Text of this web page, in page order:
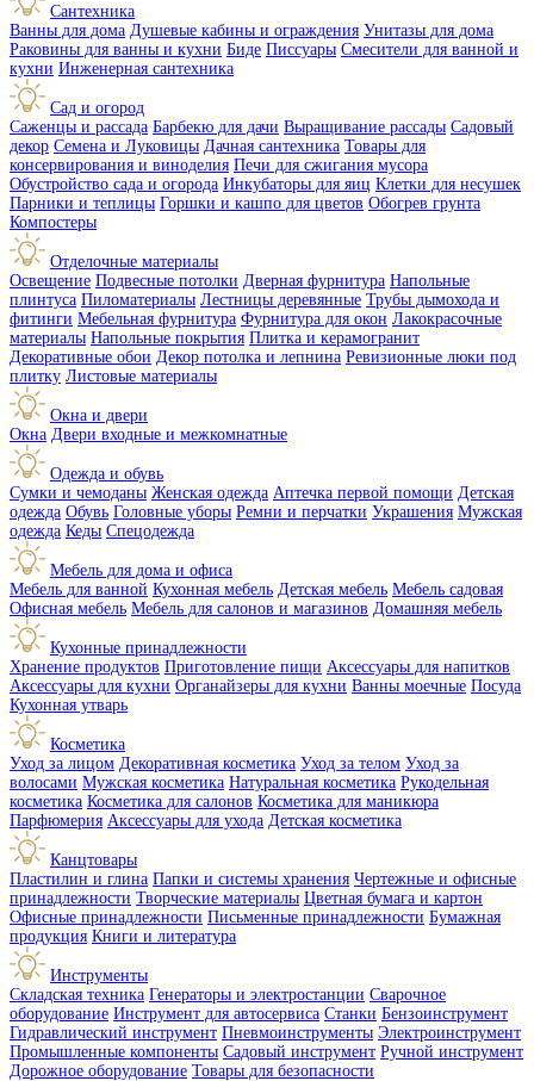
Сантехника
Ванны для дома Душевые кабины и ограждения Унитазы для дома
Раковины для ванны и кухни Биде Писсуары Смесители для ванной и
кухни Инженерная сантехника
Сад и огород
Саженцы и рассада Барбекю для дачи Выращивание рассады Садовый
декор Семена и Луковицы Дачная сантехника Товары для
консервирования и виноделия Печи для сжигания мусора
Обустройство сада и огорода Инкубаторы для яиц Клетки для несушек
Парники и теплицы Горшки и кашпо для цветов Обогрев грунта
Компостеры
Отделочные материалы
Освещение Подвесные потолки Дверная фурнитура Напольные
плинтуса Пиломатериалы Лестницы деревянные Трубы дымохода и
фитинги Мебельная фурнитура Фурнитура для окон Лакокрасочные
материалы Напольные покрытия Плитка и керамогранит
Декоративные обои Декор потолка и лепнина Ревизионные люки под
плитку Листовые материалы
Окна и двери
Окна Двери входные и межкомнатные
Одежда и обувь
Сумки и чемоданы Женская одежда Аптечка первой помощи Детская
одежда Обувь Головные уборы Ремни и перчатки Украшения Мужская
одежда Кеды Спецодежда
Мебель для дома и офиса
Мебель для ванной Кухонная мебель Детская мебель Мебель садовая
Офисная мебель Мебель для салонов и магазинов Домашняя мебель
Кухонные принадлежности
Хранение продуктов Приготовление пищи Аксессуары для напитков
Аксессуары для кухни Органайзеры для кухни Ванны моечные Посуда
Кухонная утварь
Косметика
Уход за лицом Декоративная косметика Уход за телом Уход за
волосами Мужская косметика Натуральная косметика Рукодельная
косметика Косметика для салонов Косметика для маникюра
Парфюмерия Аксессуары для ухода Детская косметика
Канцтовары
Пластилин и глина Папки и системы хранения Чертежные и офисные
принадлежности Творческие материалы Цветная бумага и картон
Офисные принадлежности Письменные принадлежности Бумажная
продукция Книги и литература
Инструменты
Складская техника Генераторы и электростанции Сварочное
оборудование Инструмент для автосервиса Станки Бензоинструмент
Гидравлический инструмент Пневмоинструменты Электроинструмент
Промышленные компоненты Садовый инструмент Ручной инструмент
Дорожное оборудование Товары для безопасности